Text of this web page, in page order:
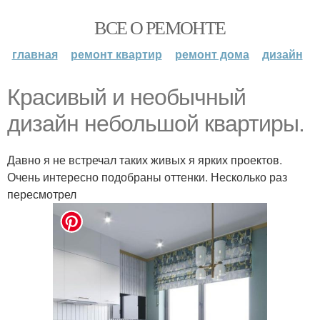
ВСЕ О РЕМОНТЕ
главная ремонт квартир ремонт дома дизайн
Красивый и необычный
дизайн небольшой квартиры.
Давно я не встречал таких живых я ярких проектов.
Очень интересно подобраны оттенки. Несколько раз
пересмотрел